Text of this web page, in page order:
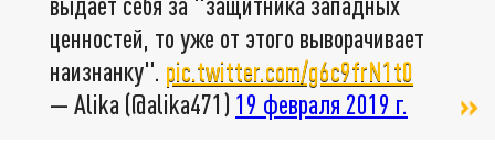
ценностей, то уже от этого выворачивает
наизнанку". pic.twitter.com/g6c9frN1t0
— Alika (@alika471) 19 февраля 2019 г.